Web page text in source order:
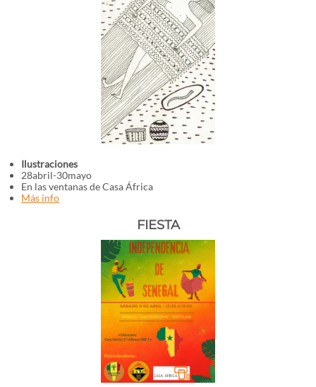
Ilustraciones
28abril-30mayo
En las ventanas de Casa África
Más info
FIESTA